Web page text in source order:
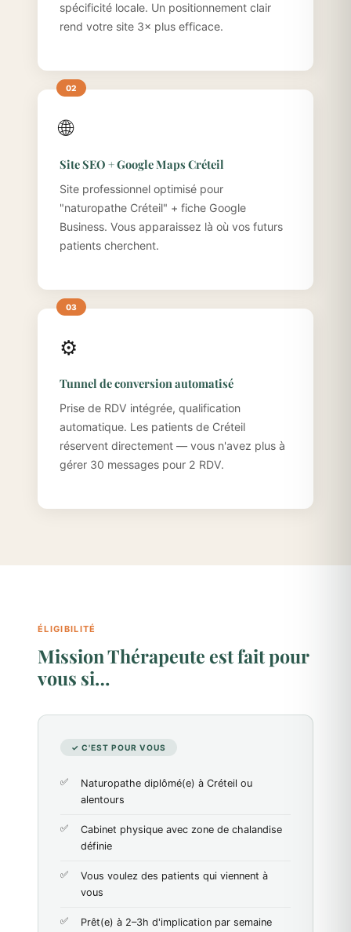
spécificité locale. Un positionnement clair
rend votre site 3× plus efficace.
🌐
Site SEO + Google Maps Créteil
Site professionnel optimisé pour
"naturopathe Créteil" + fiche Google
Business. Vous apparaissez là où vos futurs
patients cherchent.
⚙️
Tunnel de conversion automatisé
Prise de RDV intégrée, qualification
automatique. Les patients de Créteil
réservent directement — vous n'avez plus à
gérer 30 messages pour 2 RDV.
ÉLIGIBILITÉ
Mission Thérapeute est fait pour
vous si…
✓ C'EST POUR VOUS
Naturopathe diplômé(e) à Créteil ou
alentours
Cabinet physique avec zone de chalandise
définie
Vous voulez des patients qui viennent à
vous
Prêt(e) à 2–3h d'implication par semaine